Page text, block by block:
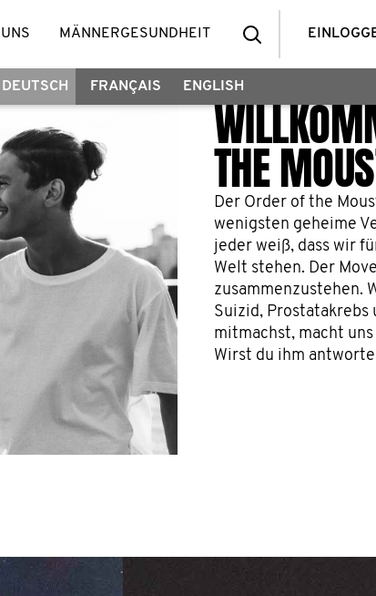
MÄNNERGESUNDHEIT
DEUTSCH FRANÇAIS ENGLISH
THE
Der Order of the
wenigsten geheime
jeder weiß, dass wir
Welt stehen. Der
zusammenzustehen.
Suizid, Prostatakrebs
mitmachst, macht
Wirst du ihm